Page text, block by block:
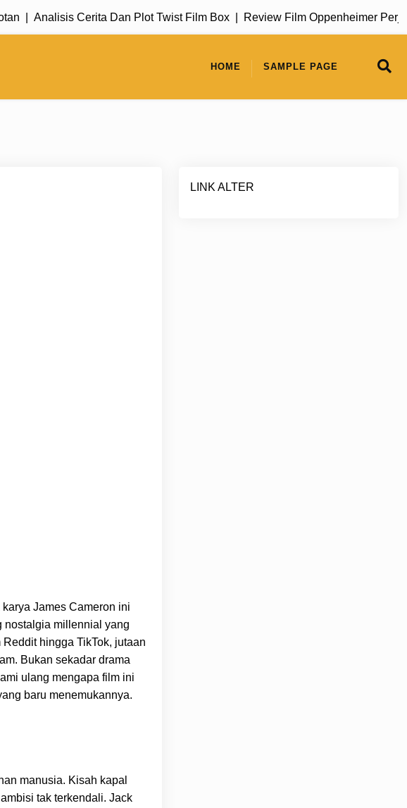
|Analisis Cerita Dan Plot Twist Film Box |Review Film Oppenheimer
HOME SAMPLE PAGE
James Cameron ini
nostalgia millennial yang
hingga TikTok, jutaan
Bukan sekadar drama
ulang mengapa film ini
baru menemukannya.
manusia. Kisah kapal
tak terkendali. Jack
LINK ALTER